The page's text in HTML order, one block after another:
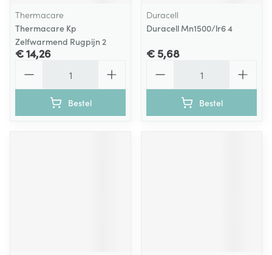
Thermacare
Thermacare Kp
Zelfwarmend Rugpijn 2
€ 14,26
Bestel
Duracell
Duracell Mn1500/lr6 4
€ 5,68
Bestel